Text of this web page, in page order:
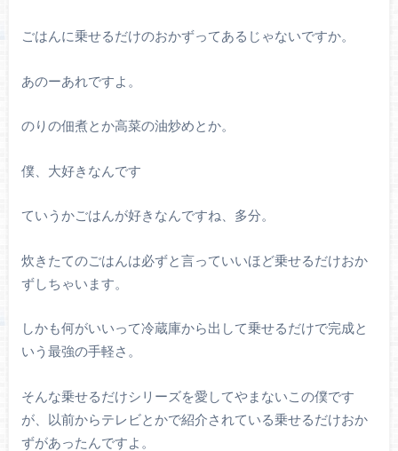
ごはんに乗せるだけのおかずってあるじゃないですか。
あのーあれですよ。
のりの佃煮とか高菜の油炒めとか。
僕、大好きなんです
ていうかごはんが好きなんですね、多分。
炊きたてのごはんは必ずと言っていいほど乗せるだけおか
ずしちゃいます。
しかも何がいいって冷蔵庫から出して乗せるだけで完成と
いう最強の手軽さ。
そんな乗せるだけシリーズを愛してやまないこの僕です
が、以前からテレビとかで紹介されている乗せるだけおか
ずがあったんですよ。